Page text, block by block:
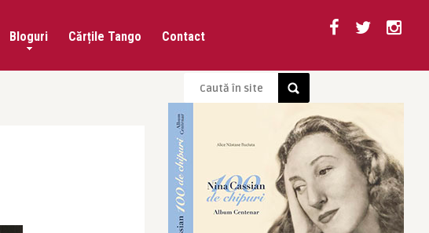
Bloguri Cărțile Tango Contact